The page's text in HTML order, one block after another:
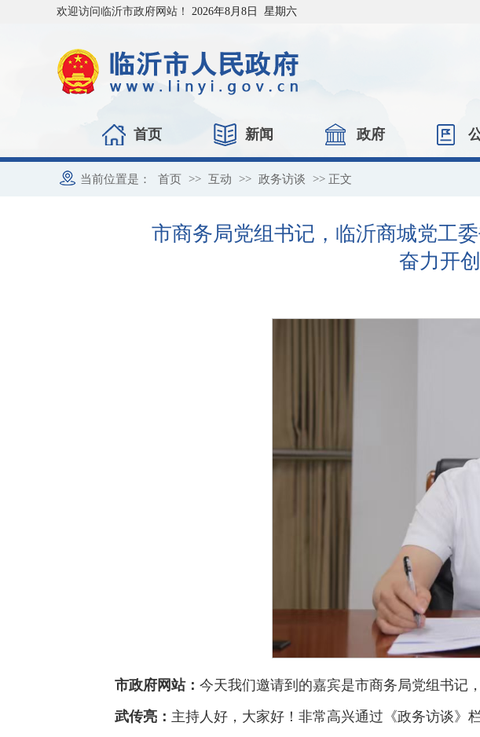
欢迎访问临沂市政府网站！ 2026年8月8日 星期六
首页 新闻 政府
当前位置是： 首页 >> 互动 >> 政务访谈 >> 正文
市商务局党组书记，临沂商城党工
奋力开
市政府网站： 今天我们邀请到的嘉宾是市商务局党组书记
武传亮： 主持人好，大家好！非常高兴通过《政务访谈》